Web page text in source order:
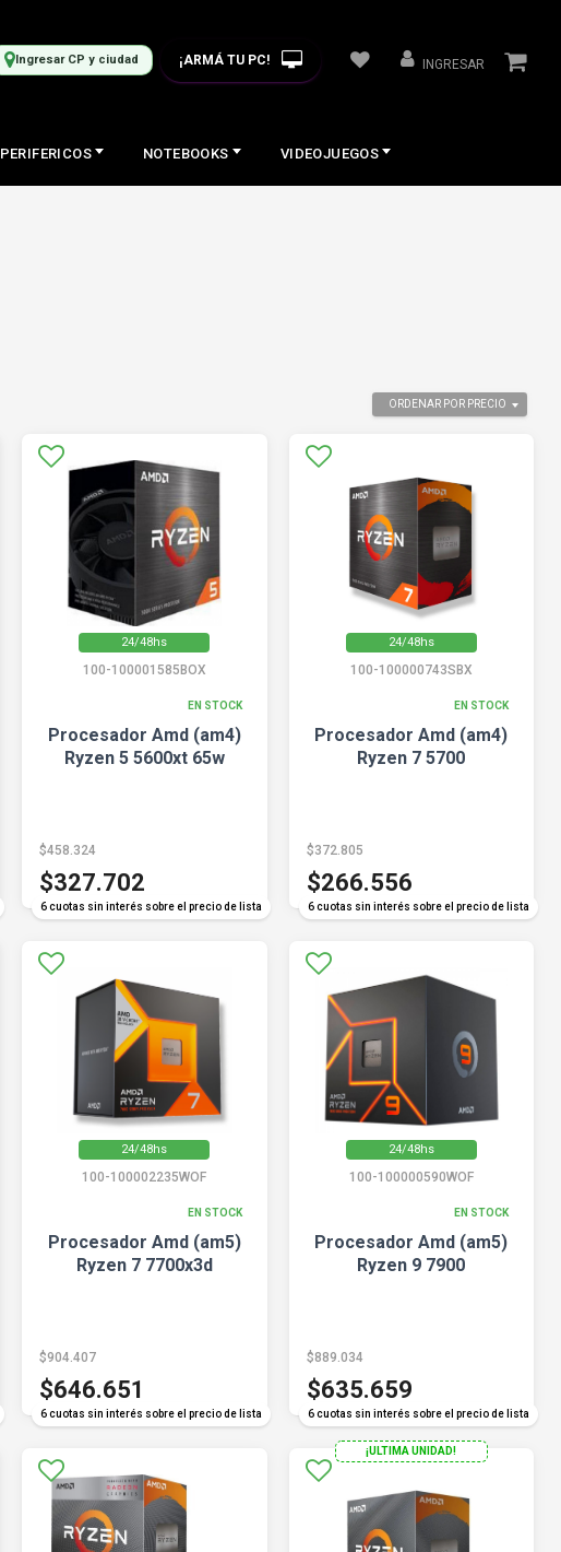
Ingresar CP y ciudad ¡ARMÁ TU PC! INGRESAR
PERIFERICOS NOTEBOOKS VIDEOJUEGOS
ORDENAR POR PRECIO
24/48hs
100-100001585BOX
EN STOCK
Procesador Amd (am4)
Ryzen 5 5600xt 65w
6 cuotas sin interés sobre el precio de lista
$458.324
$327.702
24/48hs
100-100000743SBX
EN STOCK
Procesador Amd (am4)
Ryzen 7 5700
6 cuotas sin interés sobre el precio de lista
$372.805
$266.556
24/48hs
100-100002235WOF
EN STOCK
Procesador Amd (am5)
Ryzen 7 7700x3d
6 cuotas sin interés sobre el precio de lista
$904.407
$646.651
24/48hs
100-100000590WOF
EN STOCK
Procesador Amd (am5)
Ryzen 9 7900
6 cuotas sin interés sobre el precio de lista
$889.034
$635.659
¡ULTIMA UNIDAD!